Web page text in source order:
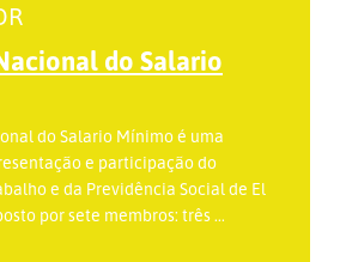
do Salario
do Salario Mínimo é uma
e participação do
e da Previdência Social de El
por sete membros: três ...